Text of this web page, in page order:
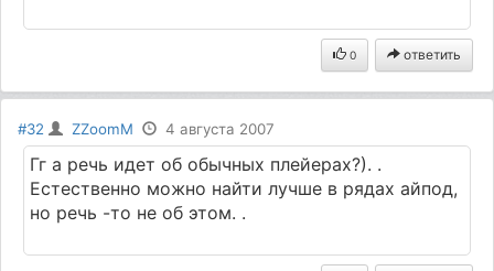
0 ответить
#32 ZZoomM 4 августа 2007
Гг а речь идет об обычных плейерах?). .
Естественно можно найти лучше в рядах айпод,
но речь -то не об этом. .